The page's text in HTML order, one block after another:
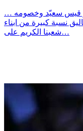
قيس سعيّد وخصومه …
نسبة كبيرة من ابناء
شعبنا الكريم على…